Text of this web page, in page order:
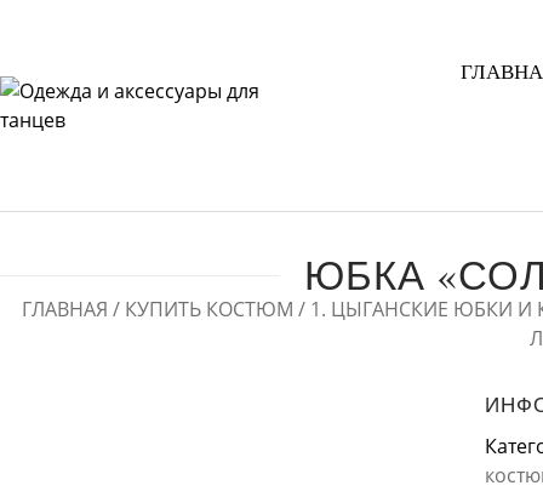
ЮБКА
ГЛАВНАЯ / КУПИТЬ КОСТЮМ / 1. ЦЫГАНСКИЕ ЮБКИ